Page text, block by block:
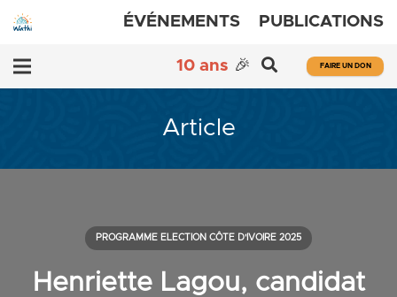
ÉVÉNEMENTS PUBLICATIONS
10 ans 🎉 FAIRE UN DON
Article
Henriette Lagou, candidat
PROGRAMME ELECTION CÔTE D'IVOIRE 2025